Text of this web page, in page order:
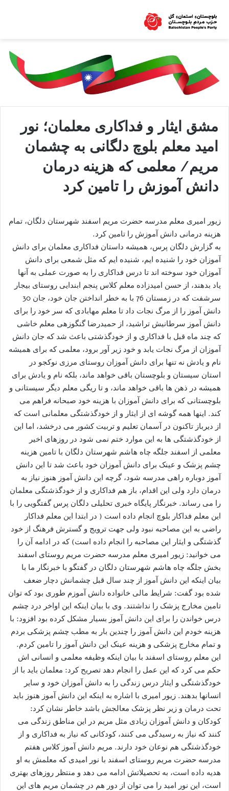
مشق ایثار و فداکاری معلمان؛ نور
امید معلم بلوچ دلگانی به چشمان
مریم/ معلمی که هزینه درمان
دانش آموزش را تامین کرد
زیور امیری معلم مدرسه حضرت مریم اسفند شهرستان دلگان، تمام
هزینه درمانی دانش آموزش را تامین کرد.
به گزارش دلگان پرس، همیشه داستان فداکاری معلمان ​برای دانش
آموزان خود را شنیده ایم، شنیده ایم که مثل شمعی برای دانش
آموزان خود سوخته اند تا درس فداکاری را به صورت عملی به آنها
یاد بدهند، از حسن امیدزاده معلم کلاس پنجم ابندایی روستای بیجار
سرشفت که در زمستان 76 با به خطر انداختن جان خود، جان 30
دانش آموز را از مرگ نجات داد تا معلم مهابادی که سر خود را برای
دانش آموز سرطانیش تراشید، از حمیدرضا گنگوزهی معلم خاشی
که چند ماه قبل با فداکاری و از خودگذشتی باعث شد که جان دانش
آموزان از مرگ نجات یابد و خود زیر آور برود، معلمی که برای همیشه
نام و یادش نه تنها برای دانش آموزان روستای مرزی نوکجو در
استان سیستان و بلوچستان باقی خواهد ماند، بلکه نام و یادش برای
همیشه در ذهن ها باقی خواهد ماند، و تا ریگی معلم دیگر سیستانی و
بلوچستانی که برای دانش آموزان با هزینه خود صبحانه فراهم می
کند. اینها همه گوشه ای از ایثار و از خودگذشتگی معلمانی است که
از دیرباز تاکنون در آسمان تعلیم و تربیت کشور می درخشد، اما این
از خودگذشتگی ها به این موارد ختم نمی شود در روزهای اخیر
معلمی از اسفند جلگه چاه هاشم شهرستان دلگان با تامین هزینه
چشم پزشک و عینک برای دانش آموزان خود باعث شد تا این دانش
آموز دوباره راهی مدرسه شود، گرچه این دانش آموز هنوز نیاز به
درمان دارد ولی این اقدام، باز هم فداکاری و از خودگذشتگی معلمان
را می رساند. خبرنگار پایگاه خبری تحلیلی دلگان پرس گفتگویی را با
این معلم فداکار بلوچ انجام داده است ( در ابتدا این معلم فداکار
راضی به این مصاحبه نبود ولی جهت ترویج و گسترش فرهنگ از خود
گذشتگی و ایثار این مصاحبه را انجام داده است) که در ادامه آن را
می خوانید: زیور امیری معلم مدرسه حضرت مریم روستای اسفند
بخش جلگه چاه هاشم شهرستان دلگان در گفتگو با خبرنگار ما با
بیان اینکه این دانش آموز از چند سال قبل چشمانش دچار ضعف
شده بود گفت: شرایط مالی خانواده دانش آموزم طوری بود که توان
تامین مخارج پزشک را نداشتند. وی با بیان اینکه این اواخر درد چشم
درس خواندن را برای این دانش آموز بسیار مشکل کرده بود افزود: با
هزینه خودم این دانش آموز را چندین بار به مطب چشم پزشکی بردم
و تمام مخارج پزشکی و هزینه عینک این دانش آموز را تامین کردم.
این معلم روستای اسفند با بیان اینکه وظیفه معلمی و انسانی اش
حکم می کرد که این عمل را انجام دهد تصریح کرد: معلمان باید با از
خودگذشتگی و ایثار درس زندگی را به دانش آموزان خود و سایر
انسانها بدهند. زیور امیری با اشاره به اینکه این دانش آموز هنوز باید
تحت درمان و زیر نظر پزشک معالجش باشد خاطر نشان کرد:
کودکان و دانش آموزان زیادی مثل مریم در این مناطق زندگی می
کنند که نیاز به رسیدگی می کنند، کودکانی که نیاز به فداکاری و از
خودگذشتگی هم نوعان خود دارند. مریم دانش آموز کلاس هفتم
مدرسه حضرت مریم روستای اسفند با نور امیدی که معلمش به او
هدیه داده است، به تحصیلاتش ادامه می دهد و منتظر روزهای بهتری
است، این نور امید را می توان از دور هم در چشمان مریم های این